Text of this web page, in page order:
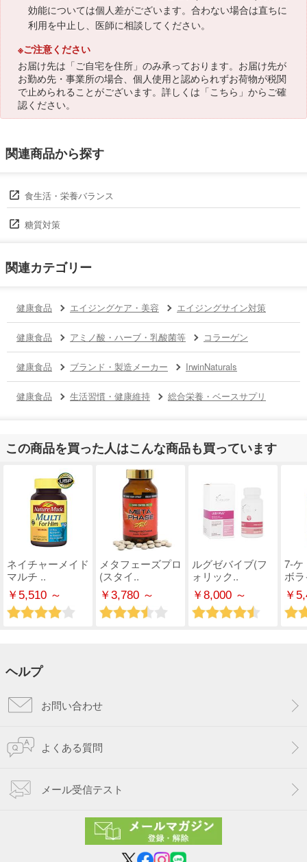
効能については個人差がございます。合わない場合は直ちに
利用を中止し、医師に相談してください。
※ご注意ください
お届け先は「ご自宅を住所」のみ承っております。お届け先が
お勤め先・事業所の場合、個人使用と認められずお荷物が税関
で止められることがございます。詳しくは「こちら 」からご確
認ください。
関連商品から探す
食生活・栄養バランス
糖質対策
関連カテゴリー
健康食品 エイジングケア・美容 エイジングサイン対策
健康食品 アミノ酸・ハーブ・乳酸菌等 コラーゲン
健康食品 ブランド・製造メーカー IrwinNaturals
健康食品 生活習慣・健康維持 総合栄養・ベースサプリ
この商品を買った人はこんな商品も買っています
ネイチャーメイド
マルチ ..
￥5,510 ～
メタフェーズプロ
(スタイ..
￥3,780 ～
ルグゼバイブ(フ
ォリック..
￥8,000 ～
7-ケ
ボ
￥
ヘルプ
お問い合わせ
よくある質問
メール受信テスト